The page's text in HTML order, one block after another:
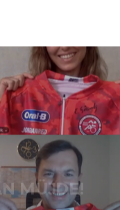
MÜJDE!
0 YORUM